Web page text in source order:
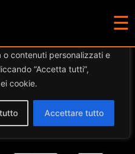
contenuti personalizzati e
“Accetta tutti”,
cookie.
Accettare tutto
☰
location